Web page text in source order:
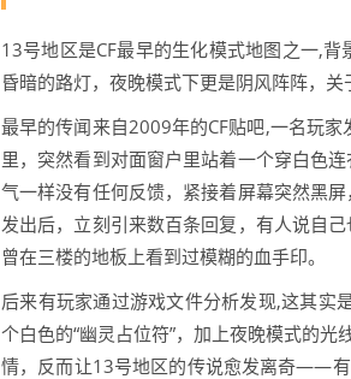
13号地区是CF最早的生化模式地图之一,
昏暗的路灯，夜晚模式下更是阴风阵阵，
最早的传闻来自2009年的CF贴吧,一名玩
里，突然看到对面窗户里站着一个穿白色
气一样没有任何反馈，紧接着屏幕突然黑
发出后，立刻引来数百条回复，有人说自
曾在三楼的地板上看到过模糊的血手印。
后来有玩家通过游戏文件分析发现,这其实
个白色的“幽灵占位符”，加上夜晚模式的
情，反而让13号地区的传说愈发离奇——有